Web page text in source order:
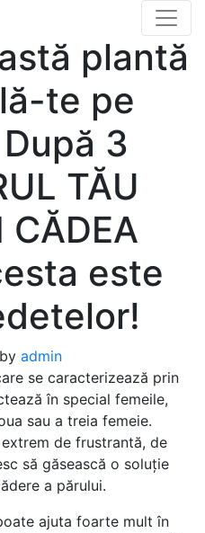
plantă
te pe
3
TĂU
CĂDEA
este
by admin
se caracterizează prin
în special femeile,
sau a treia femeie.
de frustrantă, de
să găsească o soluție
a părului.
ajuta foarte mult în